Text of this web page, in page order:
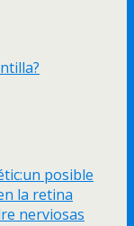
posible
la retina
nerviosas